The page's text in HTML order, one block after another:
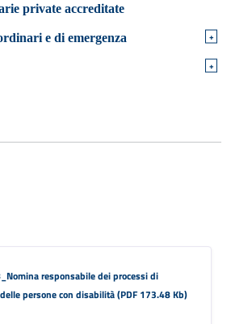
private accreditate
e di emergenza +
+
responsabile dei processi di
persone con disabilità (PDF 173.48 Kb)